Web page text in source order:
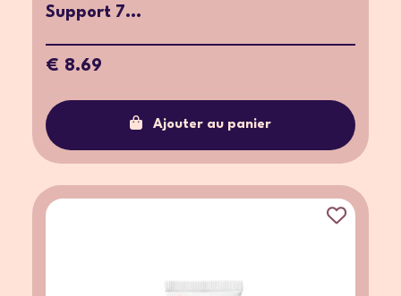
Support 7...
€ 8.69
Ajouter au panier